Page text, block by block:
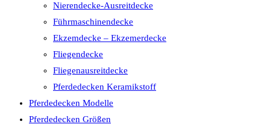
Nierendecke-Ausreitdecke
Führmaschinendecke
Ekzemdecke – Ekzemerdecke
Fliegendecke
Fliegenausreitdecke
Pferdedecken Keramikstoff
Pferdedecken Modelle
Pferdedecken Größen